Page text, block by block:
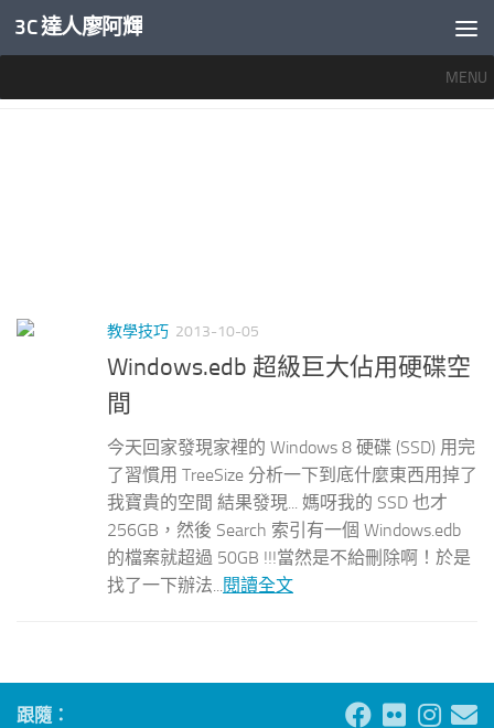
內文下方
3C 達人廖阿輝
MENU
教學技巧 2013-10-05
Windows.edb 超級巨大佔用硬碟空
間
今天回家發現家裡的 Windows 8 硬碟 (SSD) 用完
了習慣用 TreeSize 分析一下到底什麼東西用掉了
我寶貴的空間 結果發現... 媽呀我的 SSD 也才
256GB，然後 Search 索引有一個 Windows.edb
的檔案就超過 50GB !!!當然是不給刪除啊！於是
找了一下辦法...閱讀全文
跟隨：